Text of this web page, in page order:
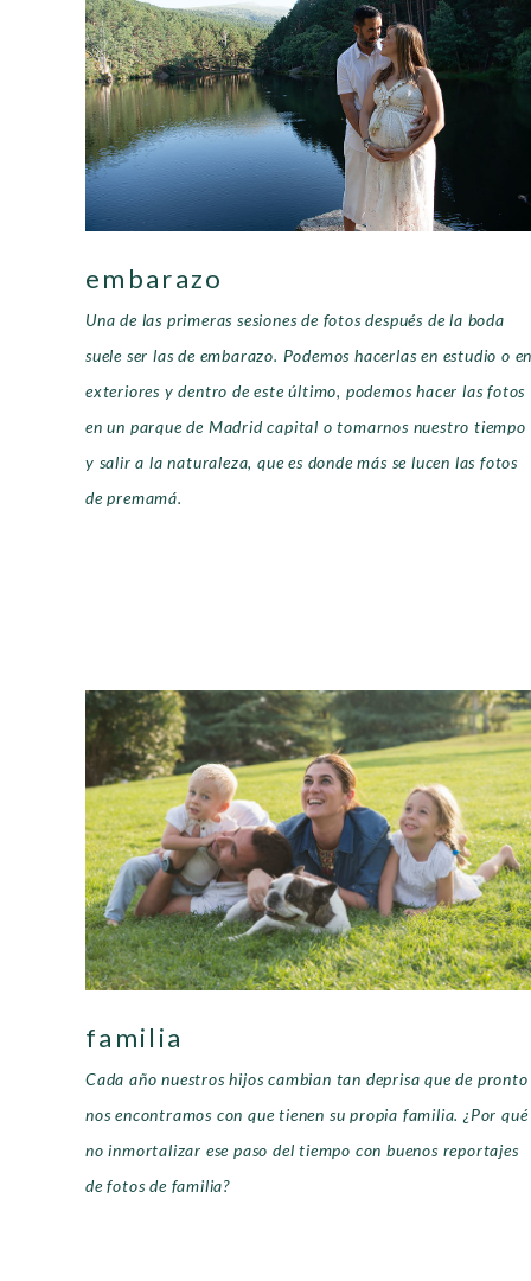
embarazo
Una de las primeras sesiones de fotos después de la boda
suele ser las de embarazo. Podemos hacerlas en estudio o
exteriores y dentro de este último, podemos hacer las fotos
en un parque de Madrid capital o tomarnos nuestro tiempo
y salir a la naturaleza, que es donde más se lucen las fotos
de premamá.
familia
Cada año nuestros hijos cambian tan deprisa que de pronto
nos encontramos con que tienen su propia familia. ¿Por qué
no inmortalizar ese paso del tiempo con buenos reportajes
de fotos de familia?